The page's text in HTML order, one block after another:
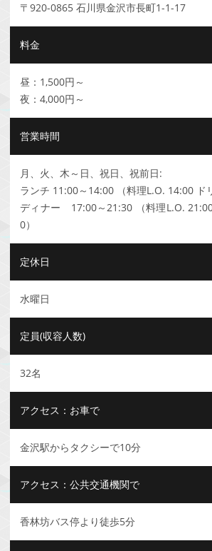
〒920-0865 石川県金沢市長町1-1-17
料金
昼：1,500円～
夜：4,000円～
営業時間
月、火、木～日、祝日、祝前日:
ランチ 11:00～14:00 （料理L.O. 14:00 ド
ディナー 17:00～21:30 （料理L.O.
0）
定休日
水曜日
定員(収容人数)
32名
アクセス：お車で
金沢駅からタクシーで10分
アクセス：公共交通機関で
香林坊バス停より徒歩5分